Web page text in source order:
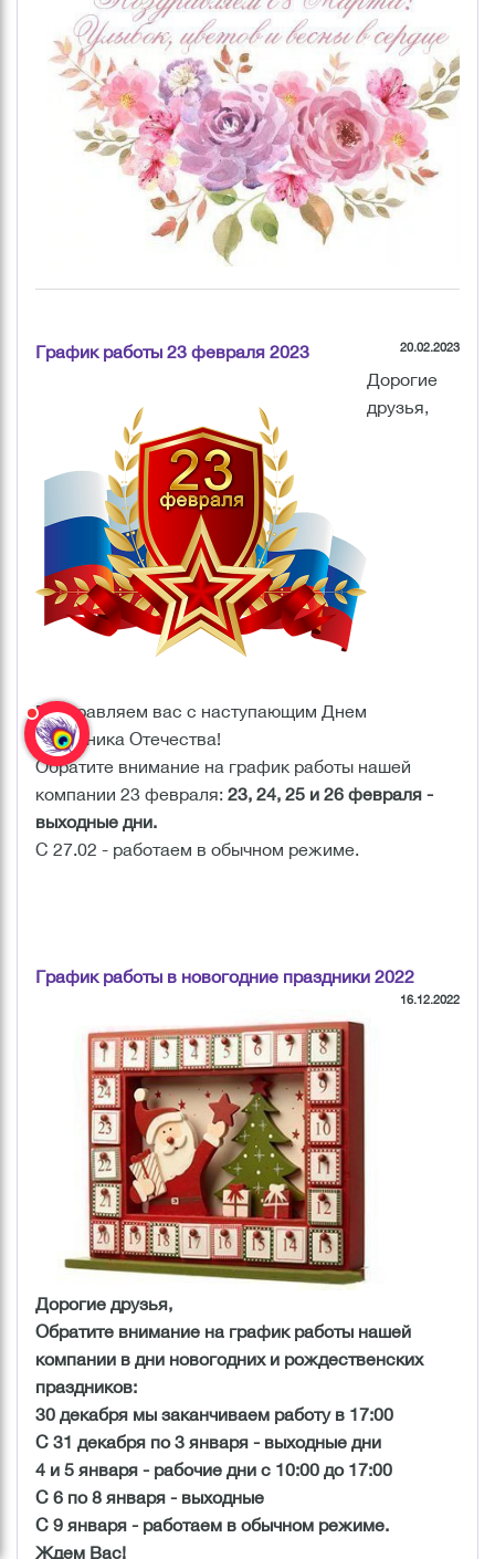
График работы 23 февраля 2023 20.02.2023
Дорогие
друзья,
Поздравляем вас с наступающим Днем
защитника Отечества!
Обратите внимание на график работы нашей
компании 23 февраля: 23, 24, 25 и 26 февраля -
выходные дни.
С 27.02 - работаем в обычном режиме.
График работы в новогодние праздники 2022
16.12.2022
Дорогие друзья,
Обратите внимание на график работы нашей
компании в дни новогодних и рождественских
праздников:
30 декабря мы заканчиваем работу в 17:00
С 31 декабря по 3 января - выходные дни
4 и 5 января - рабочие дни с 10:00 до 17:00
С 6 по 8 января - выходные
С 9 января - работаем в обычном режиме.
Ждем Вас!